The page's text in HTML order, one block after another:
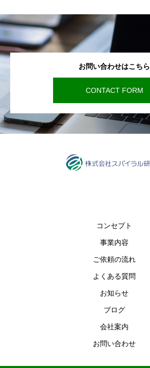
お問い合わせはこちら
CONTACT FORM
コンセプト
事業内容
ご依頼の流れ
よくある質問
お知らせ
ブログ
会社案内
お問い合わせ